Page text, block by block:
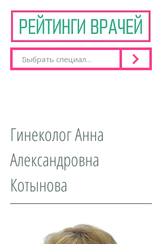
Гинеколог Анна
Александровна
Котынова